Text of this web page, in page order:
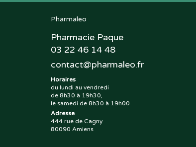
Pharmaleo
Pharmacie Paque
03 22 46 14 48
contact@pharmaleo.fr
Horaires
du lundi au vendredi
de 8h30 à 19h30,
le samedi de 8h30 à 19h00
Adresse
444 rue de Cagny
80090 Amiens